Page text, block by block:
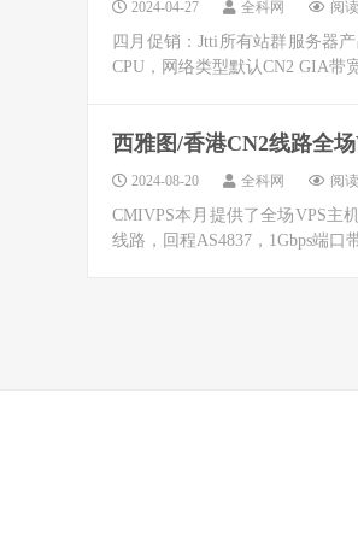
2024-04-27 全科网 阅
四月促销：Jtti所有站群服务器
CPU，网络类型默认CN2 GIA带
西雅图/香港CN2线路全
2024-08-20 全科网 阅
CMIVPS本月提供了全场VPS主
线路，回程AS4837，1Gbps端口